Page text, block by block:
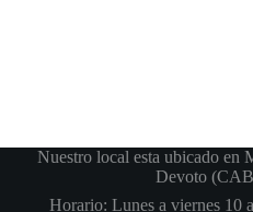
Nuestro local esta ubicado en
Devoto
Horario: Lunes a viernes 10